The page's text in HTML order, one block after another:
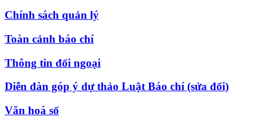
Chính sách quản lý
Toàn cảnh báo chí
Thông tin đối ngoại
Diễn đàn góp ý dự thảo Luật Báo chí (sửa đổi)
Văn hoá số